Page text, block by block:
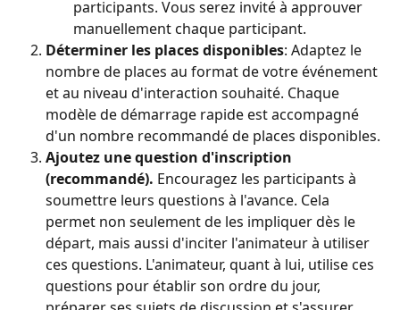
participants. Vous serez invité à approuver
manuellement chaque participant.
Déterminer les places disponibles: Adaptez le
nombre de places au format de votre événement
et au niveau d'interaction souhaité. Chaque
modèle de démarrage rapide est accompagné
d'un nombre recommandé de places disponibles.
Ajoutez une question d'inscription
(recommandé). Encouragez les participants à
soumettre leurs questions à l'avance. Cela
permet non seulement de les impliquer dès le
départ, mais aussi d'inciter l'animateur à utiliser
ces questions. L'animateur, quant à lui, utilise ces
questions pour établir son ordre du jour,